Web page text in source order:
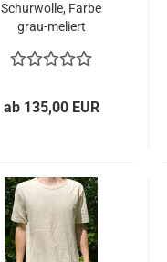
Schur­wol­le, Farbe
grau-​me­liert
ab 135,00 EUR